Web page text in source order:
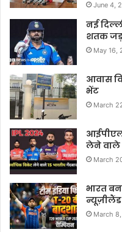
June 4,
नई
शतक
May 16,
आवास
भेंट
March
लेने वाले
March
भारत
न्यूज़ीलैंड
March